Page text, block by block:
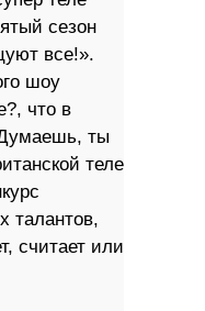
сезон
все!».
шоу
что в
ты
теле
талантов,
считает или